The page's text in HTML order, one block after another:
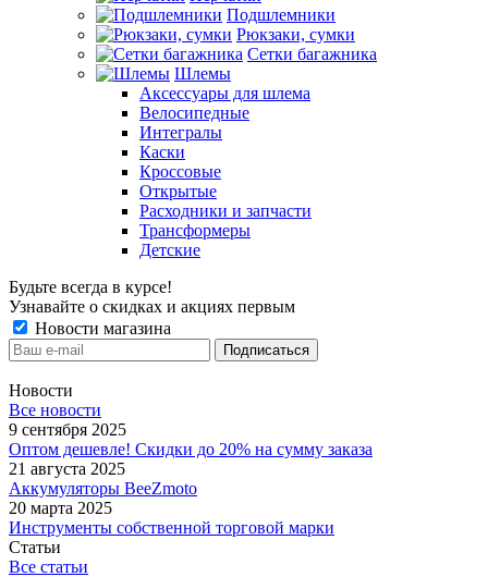
Подшлемники
Рюкзаки, сумки
Сетки багажника
Шлемы
Аксессуары для шлема
Велосипедные
Интегралы
Каски
Кроссовые
Открытые
Расходники и запчасти
Трансформеры
Детские
Будьте всегда в курсе!
Узнавайте о скидках и акциях первым
Новости магазина
Новости
Все новости
9 сентября 2025
Оптом дешевле! Скидки до 20% на сумму заказа
21 августа 2025
Аккумуляторы BeeZmoto
20 марта 2025
Инструменты собственной торговой марки
Статьи
Все статьи